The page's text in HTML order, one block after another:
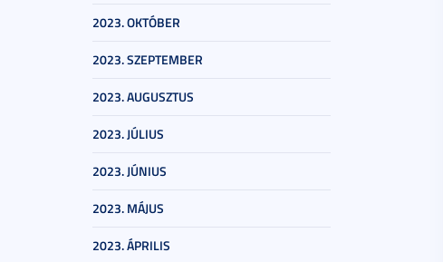
2023. OKTÓBER
2023. SZEPTEMBER
2023. AUGUSZTUS
2023. JÚLIUS
2023. JÚNIUS
2023. MÁJUS
2023. ÁPRILIS